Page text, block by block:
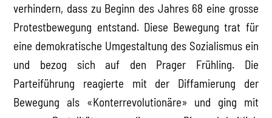
verhindern, dass zu Beginn des Jahres 68 eine grosse
Protestbewegung entstand. Diese Bewegung trat für
eine demokratische Umgestaltung des Sozialismus ein
und bezog sich auf den Prager Frühling. Die
Parteiführung reagierte mit der Diffamierung der
Bewegung als «Konterrevolutionäre» und ging mit